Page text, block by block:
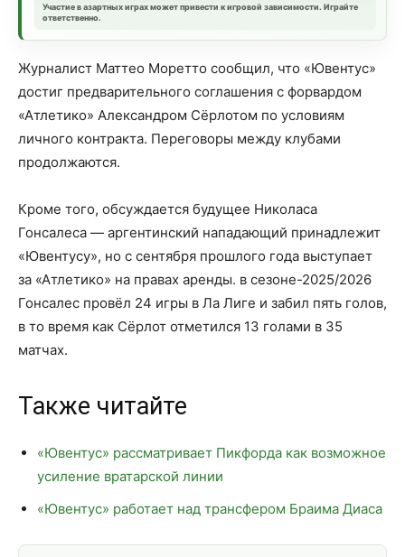
Участие в азартных играх может привести к игровой зависимости. Играйте
ответственно.
Журналист Маттео Моретто сообщил, что «Ювентус»
достиг предварительного соглашения с форвардом
«Атлетико» Александром Сёрлотом по условиям
личного контракта. Переговоры между клубами
продолжаются.
Кроме того, обсуждается будущее Николаса
Гонсалеса — аргентинский нападающий принадлежит
«Ювентусу», но с сентября прошлого года выступает
за «Атлетико» на правах аренды. в сезоне-2025/2026
Гонсалес провёл 24 игры в Ла Лиге и забил пять голов,
в то время как Сёрлот отметился 13 голами в 35
матчах.
Также читайте
«Ювентус» рассматривает Пикфорда как возможное
усиление вратарской линии
«Ювентус» работает над трансфером Браима Диаса